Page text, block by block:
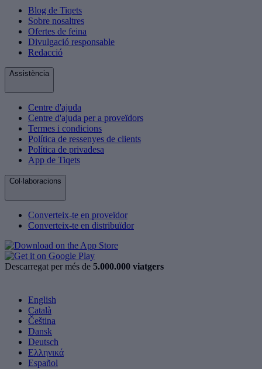
Blog de Tiqets
Sobre nosaltres
Ofertes de feina
Divulgació responsable
Redacció
Assistència
Centre d'ajuda
Centre d'ajuda per a proveïdors
Termes i condicions
Política de ressenyes de clients
Política de privadesa
App de Tiqets
Col·laboracions
Converteix-te en proveïdor
Converteix-te en distribuïdor
Descarregat per més de 5.000.000 viatgers
English
Català
Čeština
Dansk
Deutsch
Ελληνικά
Español